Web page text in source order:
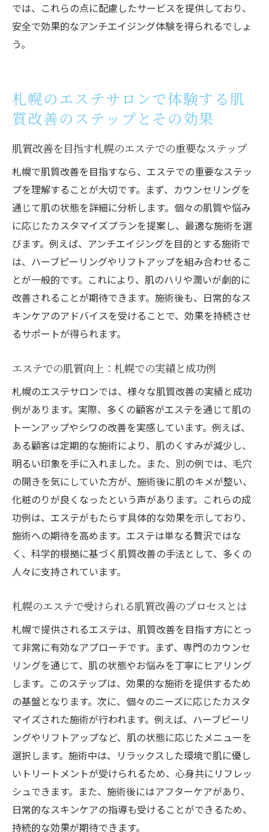
では、これらの点に配慮したサービスを提供しており、
安全で効果的なアンチエイジング体験を得られるでしょ
う。
札幌のエステサロンで体験する肌
質改善のステップとその効果
肌質改善を目指す札幌のエステでの重要なステップ
札幌で肌質改善を目指すなら、エステでの重要なステッ
プを理解することが大切です。まず、カウンセリングを
通じて肌の状態を詳細に分析します。個々の肌質や悩み
に応じたカスタマイズプランを提案し、最適な施術を選
びます。例えば、アンチエイジングを目的とする施術で
は、ハーブピーリングやリフトアップを組み合わせるこ
とが一般的です。これにより、肌のハリや潤いが劇的に
改善されることが期待できます。施術後も、日常的なス
キンケアのアドバイスを受けることで、効果を持続させ
るサポートが得られます。
エステでの肌質向上：札幌での実績と成功例
札幌のエステサロンでは、様々な肌質改善の実績と成功
例があります。実際、多くの顧客がエステを通じて肌の
トーンアップやシワの改善を実感しています。例えば、
ある顧客は定期的な施術により、肌のくすみが減少し、
明るい印象を手に入れました。また、別の例では、毛穴
の開きを気にしていた方が、施術後に肌のキメが整い、
化粧のりが良くなったという声があります。これらの成
功例は、エステがもたらす具体的な効果を示しており、
施術への期待を高めます。エステは単なる贅沢ではな
く、科学的根拠に基づく肌質改善の手法として、多くの
人々に支持されています。
札幌のエステで受けられる肌質改善のプロセスとは
札幌で提供されるエステは、肌質改善を目指す方にとっ
て非常に有効なアプローチです。まず、専門のカウンセ
リングを通じて、肌の状態やお悩みを丁寧にヒアリング
します。このステップは、効果的な施術を提供するため
の基盤となります。次に、個々のニーズに応じたカスタ
マイズされた施術が行われます。例えば、ハーブピーリ
ングやリフトアップなど、肌の状態に応じたメニューを
選択します。施術中は、リラックスした環境で肌に優し
いトリートメントが受けられるため、心身共にリフレッ
シュできます。また、施術後にはアフターケアがあり、
日常的なスキンケアの指導も受けることができるため、
持続的な効果が期待できます。